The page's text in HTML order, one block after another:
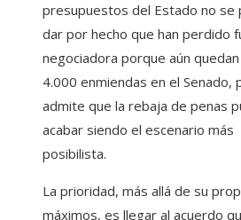
presupuestos del Estado no se
dar por hecho que han perdido
negociadora porque aún
4.000 enmiendas en el Senado,
admite que la rebaja de penas
acabar siendo el escenario más
posibilista.
La prioridad, más allá de su
máximos, es llegar al acuerdo